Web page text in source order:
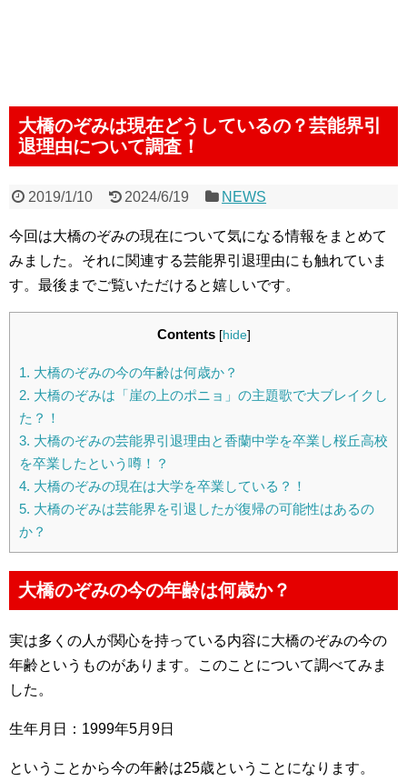
大橋のぞみは現在どうしているの？芸能界引
退理由について調査！
2019/1/10 2024/6/19 NEWS
今回は大橋のぞみの現在について気になる情報をまとめて
みました。それに関連する芸能界引退理由にも触れていま
す。最後までご覧いただけると嬉しいです。
Contents [hide]
1. 大橋のぞみの今の年齢は何歳か？
2. 大橋のぞみは「崖の上のポニョ」の主題歌で大ブレイクし
た？！
3. 大橋のぞみの芸能界引退理由と香蘭中学を卒業し桜丘高校
を卒業したという噂！？
4. 大橋のぞみの現在は大学を卒業している？！
5. 大橋のぞみは芸能界を引退したが復帰の可能性はあるの
か？
大橋のぞみの今の年齢は何歳か？
実は多くの人が関心を持っている内容に大橋のぞみの今の
年齢というものがあります。このことについて調べてみま
した。
生年月日：1999年5月9日
ということから今の年齢は25歳ということになります。